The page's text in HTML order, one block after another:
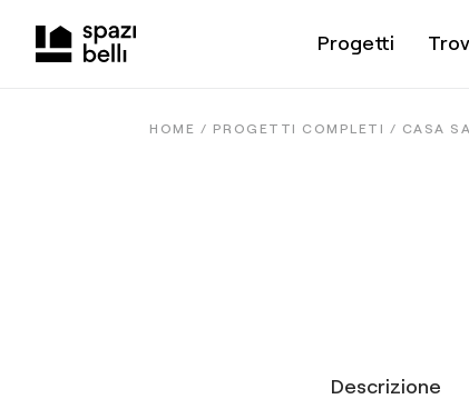
Progetti
HOME / PROGETTI COMPLETI / CASA
Descrizione